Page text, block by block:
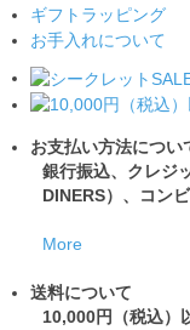
ギフトラッピング
お手入れについて
お支払い方法につい
銀行振込、クレジ
DINERS）、コン
More
送料について
10,000円（税込）